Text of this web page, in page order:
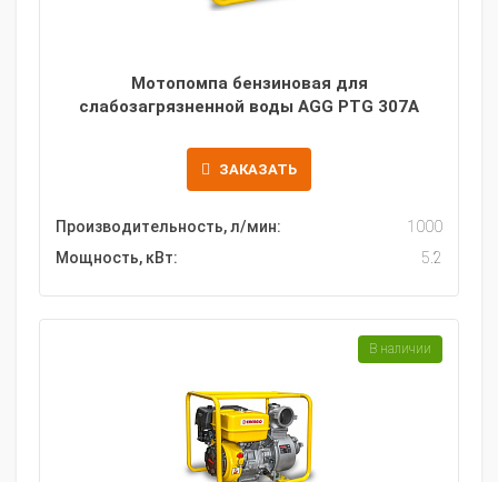
Мотопомпа бензиновая для
слабозагрязненной воды AGG PTG 307A
ЗАКАЗАТЬ
Производительность, л/мин:
1000
Мощность, кВт:
5.2
В наличии